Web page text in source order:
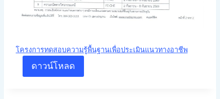
โครงการทดสอบความรู้พื้นฐานเพื่อประเมินแนวทางอาชีพ
ดาวน์โหลด